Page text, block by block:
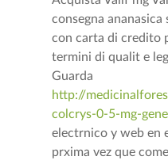
consegna ananasica
con carta di credito
termini di qualit e
Guarda
http://
colcrys-0-5-mg-
electrnico y web en
prxima vez que